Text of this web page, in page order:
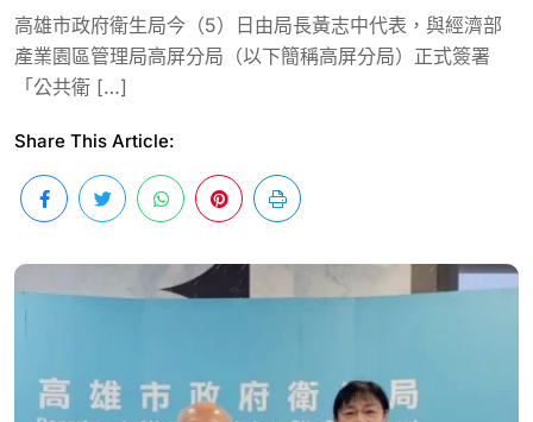
高雄市政府衛生局今（5）日由局長黃志中代表，與經濟部
產業園區管理局高屏分局（以下簡稱高屏分局）正式簽署
「公共衛 […]
Share This Article: